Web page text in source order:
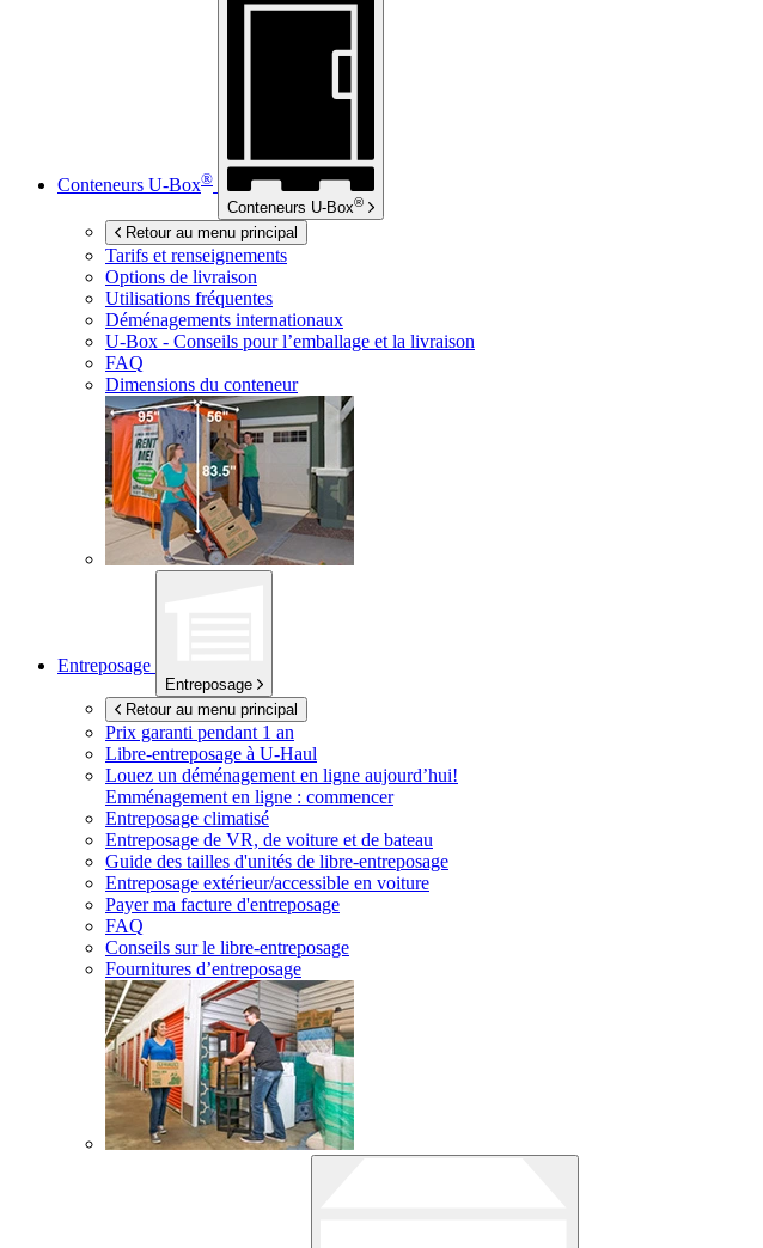
Conteneurs U-Box®
Conteneurs U-Box®
Retour au menu principal
Tarifs et renseignements
Options de livraison
Utilisations fréquentes
Déménagements internationaux
U-Box - Conseils pour l’emballage et la livraison
FAQ
Dimensions du conteneur
Entreposage
Entreposage
Retour au menu principal
Prix garanti pendant 1 an
Libre-entreposage à U-Haul
Louez un déménagement en ligne aujourd’hui!
Emménagement en ligne : commencer
Entreposage climatisé
Entreposage de VR, de voiture et de bateau
Guide des tailles d'unités de libre-entreposage
Entreposage extérieur/accessible en voiture
Payer ma facture d'entreposage
FAQ
Conseils sur le libre-entreposage
Fournitures d’entreposage